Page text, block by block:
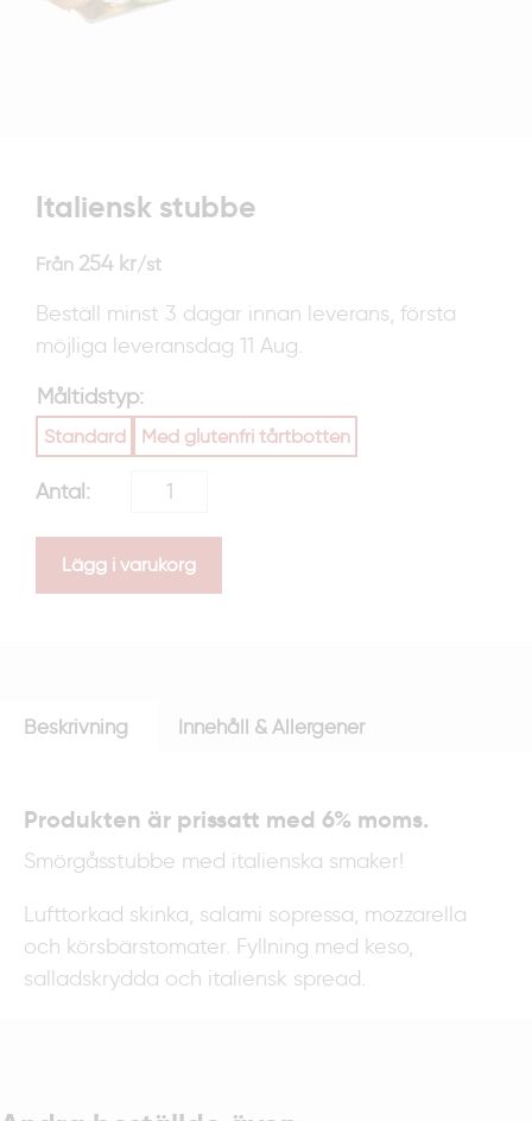
Italiensk stubbe
Från 254 kr/st
Beställ minst 3 dagar innan leverans, första
möjliga leveransdag 11 Aug.
Måltidstyp
Standard Med glutenfri tårtbotten
Lägg i varukorg
Beskrivning Innehåll & Allergener
Produkten är prissatt med 6% moms.
Smörgåsstubbe med italienska smaker!
Lufttorkad skinka, salami sopressa, mozzarella
och körsbärstomater. Fyllning med keso,
salladskrydda och italiensk spread.